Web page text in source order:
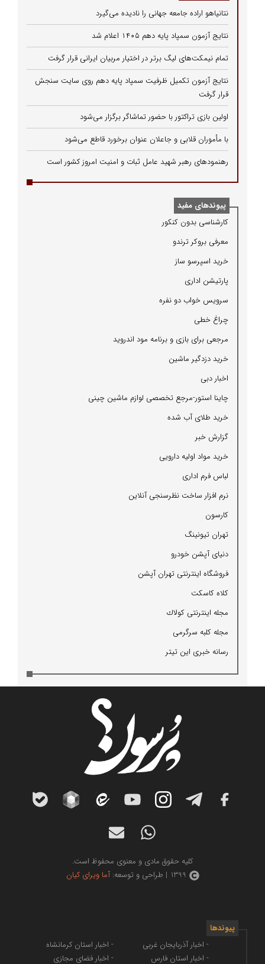
نتانیاهو اراده جامعه جهانی را نادیده می‌گیرد
نتایج آزمون سمپاد پایه دهم ۱۴۰۵ اعلام شد
تمام نیمکت‌های لیگ برتر در اختیار مربیان ایرانی قرار گرفت
نتایج آزمون تکمیل ظرفیت سمپاد پایه دهم روی سایت سنجش
قرار گرفت
اولین بازی تراکتور با حضور تماشاگر برگزار می‌شود
با مأموران قلابی و جاعلان عنوان برخورد قاطع می‌شود
رهنمودهای رهبر شهید عامل ثبات و امنیت امروز کشور است
پیوندهای مفید
كارشناسی بدون كنكور
معرفی بروكر ترندو
خرید اسپرسو ساز
پارتیشن اداری
سرویس خواب دو نفره
چراغ خطی
مرجعی برای بازی و برنامه مود اندروید
خرید دزدگیر ماشین
اخبار دبی
چاینا استور-مرجع تخصصی لوازم ماشین چینی
خرید طلای آب شده
گزارش خبر
خرید مواد اولیه دارویی
لباس فرم اداری
نرم افزار ساخت نظرسنجی آنلاین
كارسون
تهران تیونینگ
دنیای آپشن خودرو
فروشگاه اینترنتی تهران آپشن
كلاه كاسكت
مجله اینترنتی كولاك
مجله كلبه سرگرمی
رسانه خبری این تیتر
کلیه حقوق مادی و معنوی محفوظ است.
1399 | طراحی و توسعه:
آما ویرای کیان
پیوندها
- اخبار آذربایجان غربی
- اخبار استان فارس
- اخبار استان کرمانشاه
- اخبار فضای مجازی